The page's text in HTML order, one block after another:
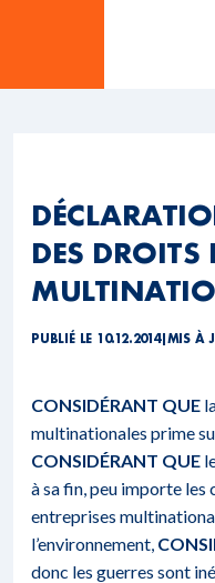
DES DROITS
PUBLIÉ LE 10.12.2014| MIS À
CONSIDÉRANT QUE
multinationales prime
CONSIDÉRANT QUE
à sa fin, peu importe les
entreprises
l’environnement,
donc les guerres sont